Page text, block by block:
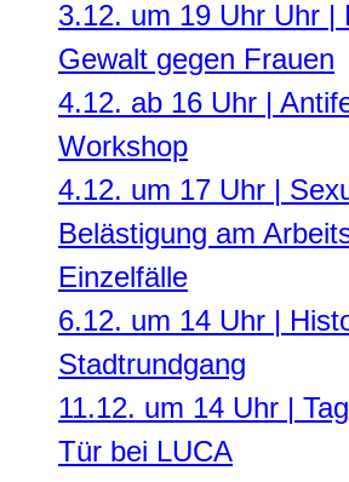
3.12. um 19 Uhr Uhr |
Gewalt gegen Frauen
4.12. ab 16 Uhr |
Workshop
4.12. um 17 Uhr |
Belästigung am
Einzelfälle
6.12. um 14 Uhr |
Stadtrundgang
11.12. um 14 Uhr |
Tür bei LUCA